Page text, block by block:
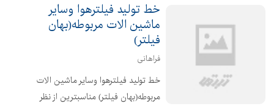
خط تولید فیلترهوا وسایر
ماشین الات مربوطه(بهان
فیلتر)
فراهانی
خط تولید فیلترهوا وسایر ماشین الات
مربوطه(بهان فیلتر) مناسبترین از نظر